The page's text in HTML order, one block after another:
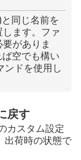
同じ名前を
ます。ファ
がありま
空でも構い
ンドを使用し
戻す
カスタム設定
出荷時の状態で